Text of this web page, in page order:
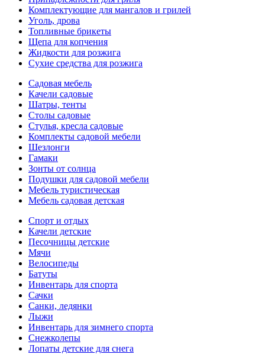
Комплектующие для мангалов и грилей
Уголь, дрова
Топливные брикеты
Щепа для копчения
Жидкости для розжига
Сухие средства для розжига
Садовая мебель
Качели садовые
Шатры, тенты
Столы садовые
Стулья, кресла садовые
Комплекты садовой мебели
Шезлонги
Гамаки
Зонты от солнца
Подушки для садовой мебели
Мебель туристическая
Мебель садовая детская
Спорт и отдых
Качели детские
Песочницы детские
Мячи
Велосипеды
Батуты
Инвентарь для спорта
Сачки
Санки, ледянки
Лыжи
Инвентарь для зимнего спорта
Снежколепы
Лопаты детские для снега